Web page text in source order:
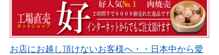
お店にお越し頂けないお客様へ・・日本中から愛